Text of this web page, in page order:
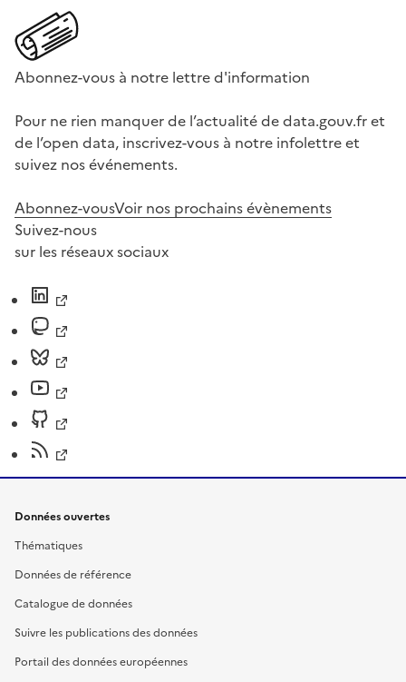
Abonnez-vous à notre lettre d'information
Pour ne rien manquer de l’actualité de data.gouv.fr et
de l’open data, inscrivez-vous à notre infolettre et
suivez nos événements.
Abonnez-vousVoir nos prochains évènements
Suivez-nous
sur les réseaux sociaux
Données ouvertes
Thématiques
Données de référence
Catalogue de données
Suivre les publications des données
Portail des données européennes